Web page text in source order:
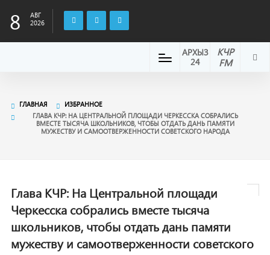
8
АВГ
2026
КЧР
FM
АРХЫЗ
24
ГЛАВНАЯ
ИЗБРАННОЕ
ГЛАВА КЧР: НА ЦЕНТРАЛЬНОЙ ПЛОЩАДИ ЧЕРКЕССКА СОБРАЛИСЬ
ВМЕСТЕ ТЫСЯЧА ШКОЛЬНИКОВ, ЧТОБЫ ОТДАТЬ ДАНЬ ПАМЯТИ
МУЖЕСТВУ И САМООТВЕРЖЕННОСТИ СОВЕТСКОГО НАРОДА
Глава КЧР: На Центральной площади
Черкесска собрались вместе тысяча
школьников, чтобы отдать дань памяти
мужеству и самоотверженности советского